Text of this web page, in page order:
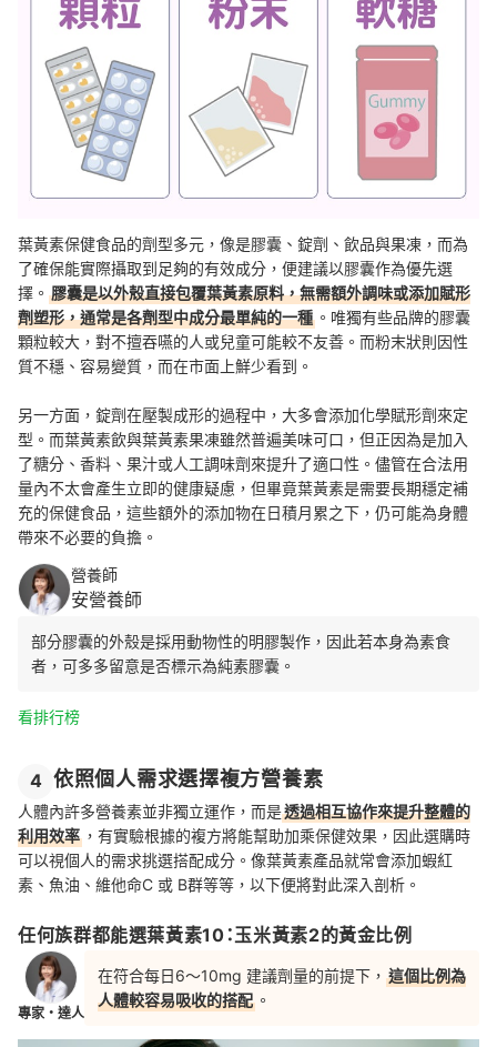
葉黃素保健食品的劑型多元，像是膠囊、錠劑、飲品與果凍，而為
了確保能實際攝取到足夠的有效成分，便建議以膠囊作為優先選
擇。 膠囊是以外殼直接包覆葉黃素原料，無需額外調味或添加賦形
劑塑形，通常是各劑型中成分最單純的一種 。唯獨有些品牌的膠囊
顆粒較大，對不擅吞嚥的人或兒童可能較不友善。而粉末狀則因性
質不穩、容易變質，而在市面上鮮少看到。
另一方面，錠劑在壓製成形的過程中，大多會添加化學賦形劑來定
型。而葉黃素飲與葉黃素果凍雖然普遍美味可口，但正因為是加入
了糖分、香料、果汁或人工調味劑來提升了適口性。儘管在合法用
量內不太會產生立即的健康疑慮，但畢竟葉黃素是需要長期穩定補
充的保健食品，這些額外的添加物在日積月累之下，仍可能為身體
帶來不必要的負擔。
營養師
安營養師
部分膠囊的外殼是採用動物性的明膠製作，因此若本身為素食
者，可多多留意是否標示為純素膠囊。
看排行榜
4 依照個人需求選擇複方營養素
人體內許多營養素並非獨立運作，而是透過相互協作來提升整體的
利用效率 ，有實驗根據的複方將能幫助加乘保健效果，因此選購時
可以視個人的需求挑選搭配成分。像葉黃素產品就常會添加蝦紅
素、魚油、維他命C 或 B群等等，以下便將對此深入剖析。
任何族群都能選葉黃素10：玉米黃素2的黃金比例
專家・達人
在符合每日6～10mg 建議劑量的前提下， 這個比例為
人體較容易吸收的搭配 。